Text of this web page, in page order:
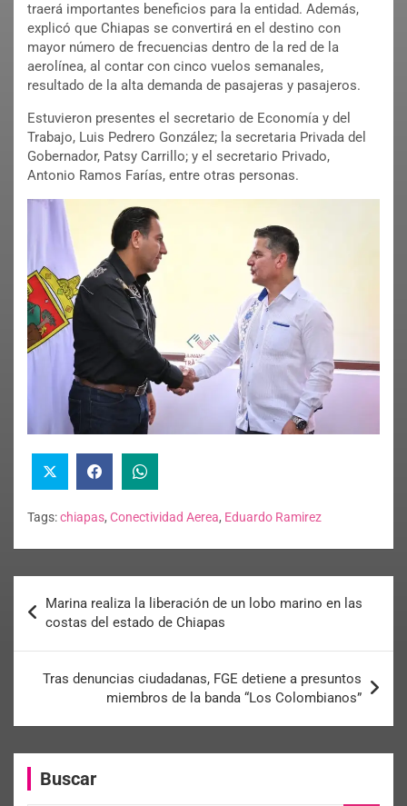
traerá importantes beneficios para la entidad. Además,
explicó que Chiapas se convertirá en el destino con
mayor número de frecuencias dentro de la red de la
aerolínea, al contar con cinco vuelos semanales,
resultado de la alta demanda de pasajeras y pasajeros.
Estuvieron presentes el secretario de Economía y del
Trabajo, Luis Pedrero González; la secretaria Privada del
Gobernador, Patsy Carrillo; y el secretario Privado,
Antonio Ramos Farías, entre otras personas.
Tags:chiapas, Conectividad Aerea, Eduardo Ramirez
Marina realiza la liberación de un lobo marino en las
costas del estado de Chiapas
Tras denuncias ciudadanas, FGE detiene a presuntos
miembros de la banda “Los Colombianos”
Buscar